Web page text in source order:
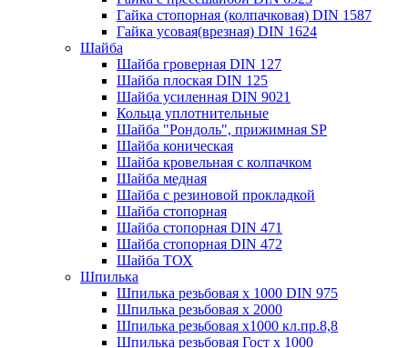
Гайка стопорная (колпачковая) DIN 1587
Гайка усовая(врезная) DIN 1624
Шайба
Шайба гроверная DIN 127
Шайба плоская DIN 125
Шайба усиленная DIN 9021
Кольца уплотнительные
Шайба "Рондоль", прижимная SP
Шайба коническая
Шайба кровельная с колпачком
Шайба медная
Шайба с резиновой прокладкой
Шайба стопорная
Шайба стопорная DIN 471
Шайба стопорная DIN 472
Шайба ТОХ
Шпилька
Шпилька резьбовая х 1000 DIN 975
Шпилька резьбовая х 2000
Шпилька резьбовая х1000 кл.пр.8,8
Шпилька резьбовая Гост х 1000